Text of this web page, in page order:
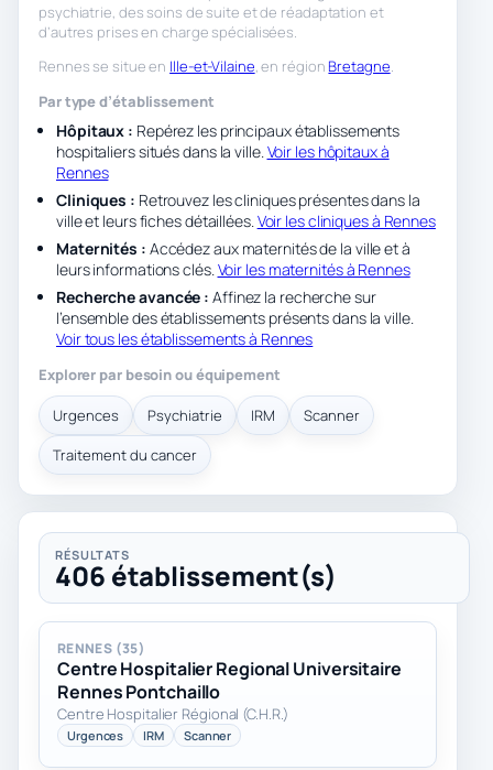
psychiatrie, des soins de suite et de réadaptation et
d’autres prises en charge spécialisées.
Rennes se situe en Ille-et-Vilaine, en régionBretagne.
Par type d’établissement
Hôpitaux : Repérez les principaux établissements
hospitaliers situés dans la ville.Voir les hôpitaux à
Rennes
Cliniques : Retrouvez les cliniques présentes dans la
ville et leurs fiches détaillées.Voir les cliniques à Rennes
Maternités : Accédez aux maternités de la ville et à
leurs informations clés.Voir les maternités à Rennes
Recherche avancée : Affinez la recherche sur
l’ensemble des établissements présents dans la ville.
Voir tous les établissements à Rennes
Explorer par besoin ou équipement
Urgences Psychiatrie IRM
Scanner
Traitement du cancer
RÉSULTATS
406 établissement(s)
RENNES (35)
Centre Hospitalier Regional Universitaire
Rennes Pontchaillo
Centre Hospitalier Régional (C.H.R.)
Urgences IRM Scanner